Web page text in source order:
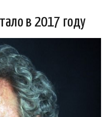
в 2017 году